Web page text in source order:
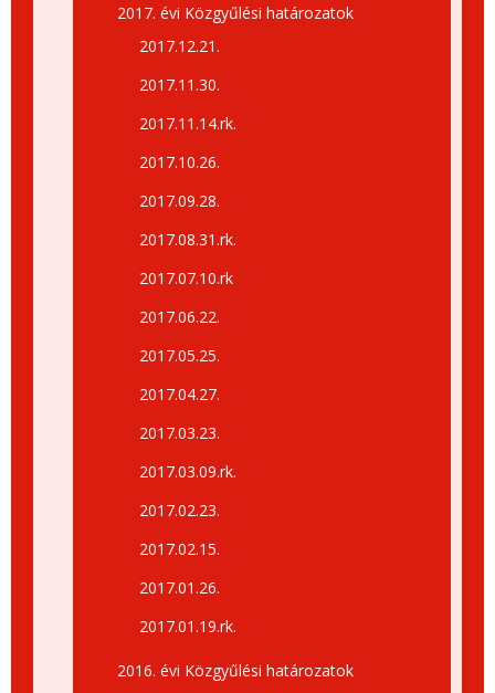
2017. évi Közgyűlési határozatok
2017.12.21.
2017.11.30.
2017.11.14.rk.
2017.10.26.
2017.09.28.
2017.08.31.rk.
2017.07.10.rk
2017.06.22.
2017.05.25.
2017.04.27.
2017.03.23.
2017.03.09.rk.
2017.02.23.
2017.02.15.
2017.01.26.
2017.01.19.rk.
2016. évi Közgyűlési határozatok